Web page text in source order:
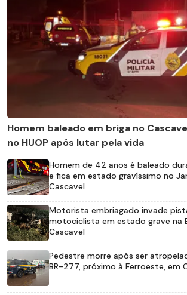
Homem baleado em briga no
no HUOP após lutar pela vida
Homem de 42 anos é baleado
e fica em estado gravíssimo no
Cascavel
Motorista embriagado invade
motociclista em estado grave na
Cascavel
Pedestre morre após ser
BR-277, próximo à Ferroeste, em